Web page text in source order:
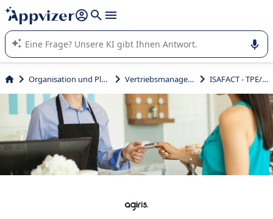
beantworten (mehrere Zeilen mit
Die KI von Appvizer führt Sie bei der Nutzung oder Auswahl
von SaaS-Software in Unternehmen.
Organisation und Planung Vertriebsmanagement ISAFACT - TPE/PME